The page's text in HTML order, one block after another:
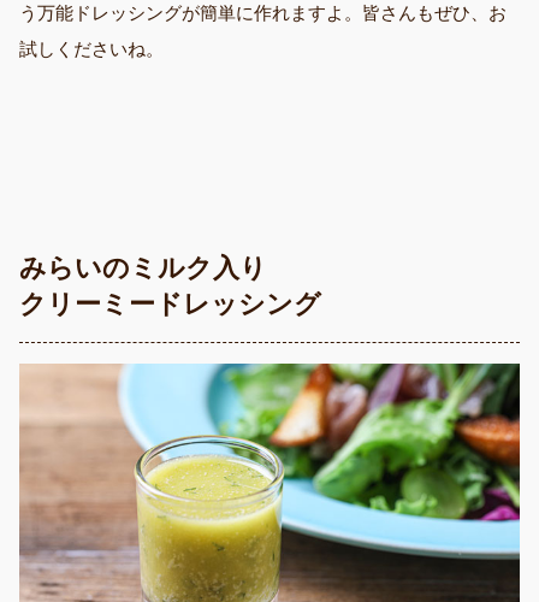
う万能ドレッシングが簡単に作れますよ。皆さんもぜひ、お
試しくださいね。
みらいのミルク入り
クリーミードレッシング